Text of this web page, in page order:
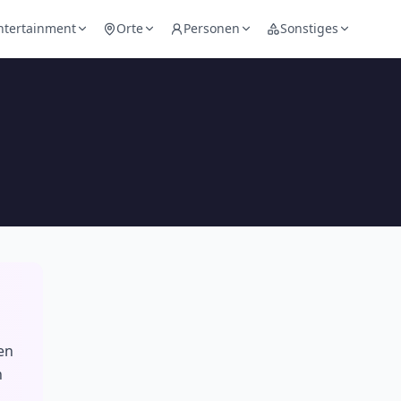
Orte Personen Sonstiges